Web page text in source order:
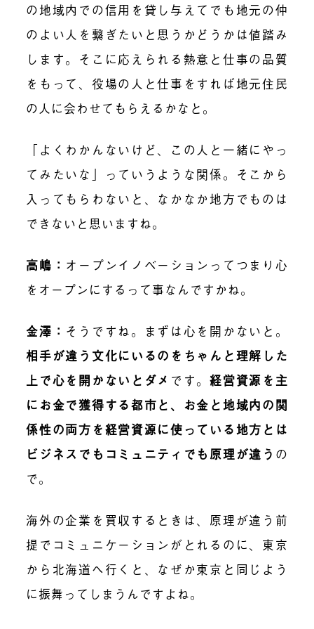
の地域内での信用を貸し与えてでも地元の仲
のよい人を繋ぎたいと思うかどうかは値踏み
します。そこに応えられる熱意と仕事の品質
をもって、役場の人と仕事をすれば地元住民
の人に会わせてもらえるかなと。
「よくわかんないけど、この人と一緒にやっ
てみたいな」っていうような関係。そこから
入ってもらわないと、なかなか地方でものは
できないと思いますね。
高嶋 ： オープンイノベーションってつまり心
をオープンにするって事なんですかね。
金澤 ： そうですね。まずは心を開かないと。
相手が違う文化にいるのをちゃんと理解した
上で心を開かないとダメ です。経営資源を主
にお金で獲得する都市と、お金と地域内の関
係性の両方を経営資源に使っている地方とは
ビジネスでもコミュニティでも原理が違う の
で。
海外の企業を買収するときは、原理が違う前
提でコミュニケーションがとれるのに、東京
から北海道へ行くと、なぜか東京と同じよう
に振舞ってしまうんですよね。